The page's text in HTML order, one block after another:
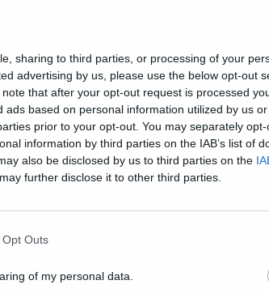
sharing to third parties, or processing of your
advertising by us, please use the below opt-out
that after your opt-out request is processed
ads based on personal information utilized by us
prior to your opt-out. You may separately
information by third parties on the IAB’s list of
also be disclosed by us to third parties on the
further disclose it to other third parties.
Outs
of my personal data.
με την Κίμπερλι συνδέονται με
στην Αμερική, ισχύει το ρητό,